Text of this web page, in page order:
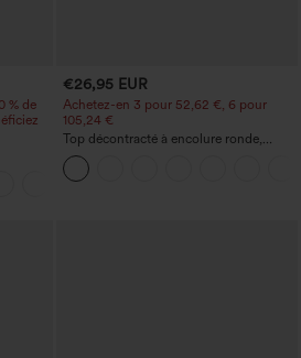
% de
€26,95 EUR
Achetez-en 3 pour 52,62 €, 6 pour
105,24 €
Top décontracté à encolure ronde,
manches chauve-souris et coupe ample